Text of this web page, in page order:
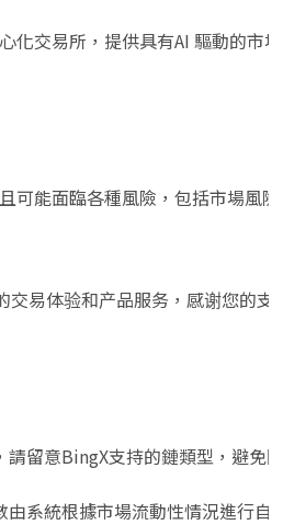
化交易所，提供具有AI 驅動的市
可能面臨各種風險，包括市場風
交易体验和产品服务，感谢您的支
請留意BingX支持的鏈類型，避免
由系統根據市場流動性情況進行